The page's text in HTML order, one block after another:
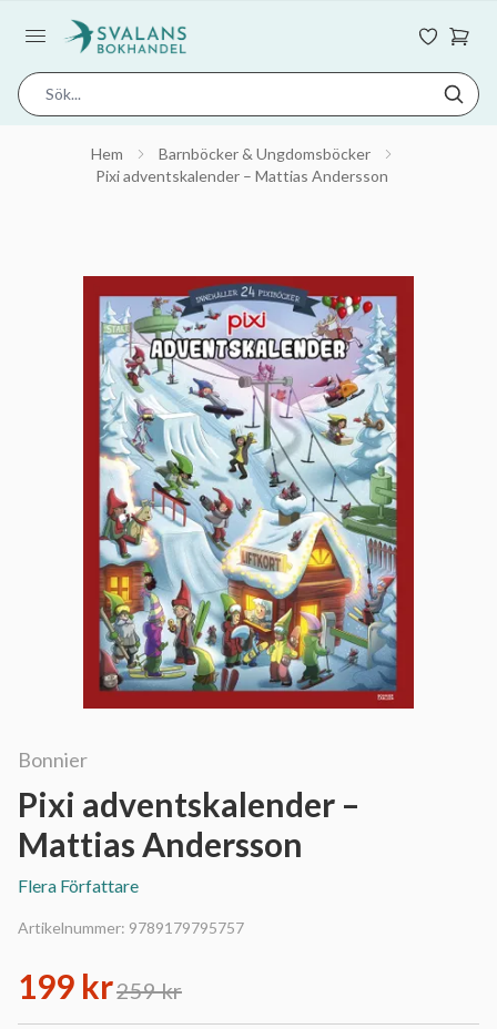
Hem
Barnböcker & Ungdomsböcker
Pixi adventskalender – Mattias Andersson
Bonnier
Pixi adventskalender –
Mattias Andersson
Flera Författare
Artikelnummer: 9789179795757
199 kr259 kr